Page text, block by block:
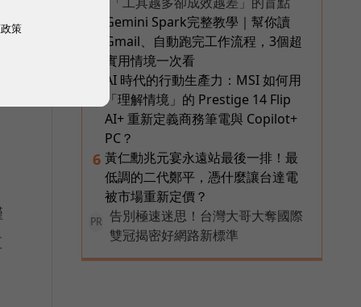
Gemini Spark完整教學｜幫你讀
Gmail、自動跑完工作流程，3個超
實用情境一次看
AI 時代的行動生產力：MSI 如何用
「理解情境」的 Prestige 14 Flip
AI+ 重新定義商務筆電與 Copilot+
PC？
6 黃仁勳兆元宴永遠站最後一排！最
低調的二代鄭平，憑什麼讓台達電
被市場重新定價？
PR
告別極速迷思！台灣大哥大奪國際
雙冠揭密好網路新標準
策